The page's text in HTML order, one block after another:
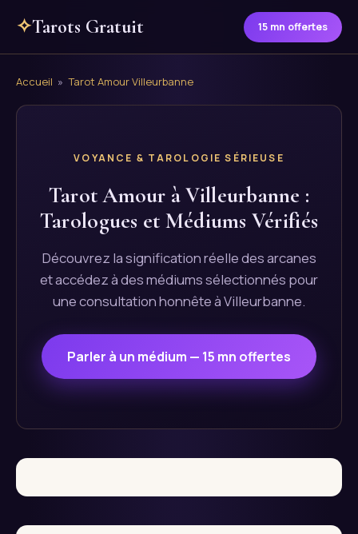
✧Tarots Gratuit 15 mn offertes
Accueil » Tarot Amour Villeurbanne
VOYANCE & TAROLOGIE SÉRIEUSE
Tarot Amour à Villeurbanne :
Tarologues et Médiums Vérifiés
Découvrez la signification réelle des arcanes
et accédez à des médiums sélectionnés pour
une consultation honnête à Villeurbanne.
Parler à un médium — 15 mn offertes